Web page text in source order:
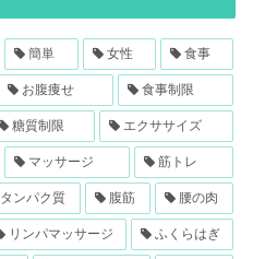
簡単 女性 食事
お腹痩せ 食事制限
糖質制限 エクササイズ
マッサージ 筋トレ
タンパク質 腹筋 腰の肉
リンパマッサージ ふくらはぎ